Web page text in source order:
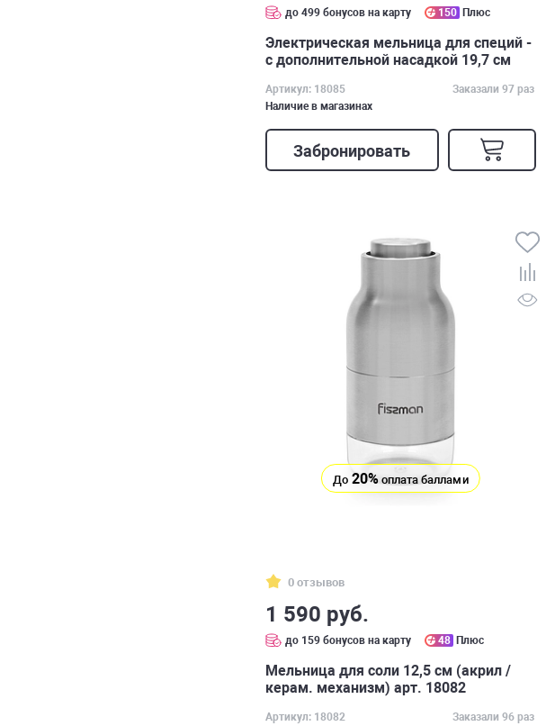
до 499 бонусов на карту 150 Плюс
Электрическая мельница для специй -
с дополнительной насадкой 19,7 см
Артикул: 18085
Заказали 97 раз
Наличие в магазинах
Забронировать
До 20%оплата баллами
0 отзывов
1 590 руб.
до 159 бонусов на карту 48 Плюс
Мельница для соли 12,5 см (акрил /
керам. механизм) арт. 18082
Артикул: 18082
Заказали 96 раз